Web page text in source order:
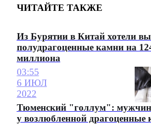
ЧИТАЙТЕ ТАКЖЕ
Из Бурятии в Китай хотели
полудрагоценные камни на
миллиона
03:55
6 ИЮЛ
2022
Тюменский "голлум":
у возлюбленной драгоценные